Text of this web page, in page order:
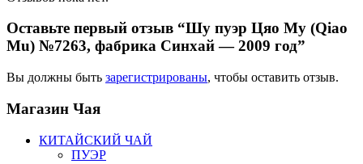
Оставьте первый отзыв “Шу пуэр Цяо Му (Qiao
Mu) №7263, фабрика Синхай — 2009 год”
Вы должны быть зарегистрированы, чтобы оставить отзыв.
Магазин Чая
КИТАЙСКИЙ ЧАЙ
ПУЭР